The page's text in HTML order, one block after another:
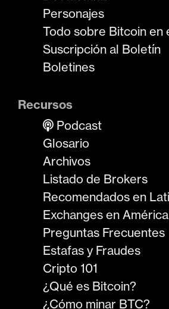
Personajes
Todo sobre Bitcoin en
Suscripción al Boletín
Boletines
Recursos
Podcast
Glosario
Archivos
Listado de Brokers
Recomendados en
Exchanges en
Preguntas Frecuentes
Estafas y Fraudes
Cripto 101
¿Qué es Bitcoin?
¿Cómo minar BTC?